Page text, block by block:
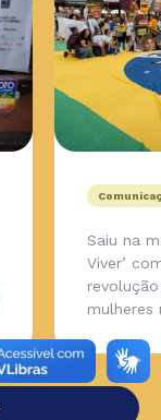
Saiu na
Viver’
mulheres